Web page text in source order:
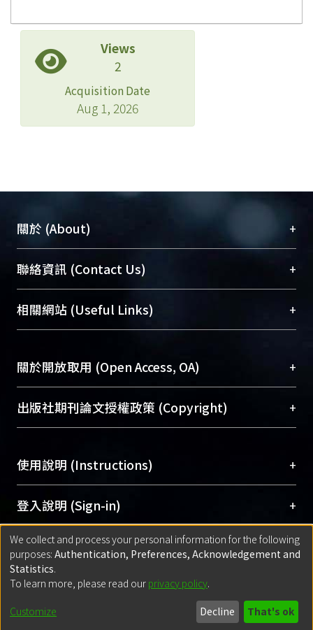
Views
2
Acquisition Date
Aug 1, 2026
關於 (About) +
臺大位居世界頂尖大學之列，為永久珍藏及向國際
展現本校豐碩的研究成果及學術能量，圖書館整合
機構典藏（NTUR）與學術庫（AH）不同功能平
台，成為臺大學術典藏NTU scholars。期能整合研
成果。
To permanently archive and promote researcher
profiles and scholarly works, Library integrates the
services of “NTU Repository” with “Academic
聯絡資訊 (Contact Us) +
總館學科館員(Main Library)
醫學圖書館學科館員(Medical Library)
Sciences Library)
相關網站 (Useful Links) +
關於開放取用 (Open Access, OA) +
開放取用是從使用者角度提升資訊取用性的社會運
動，應用在學術研究上是透過將研究著作公開供使
用逐年攀升。同時可加速研究發展、提升研究影響
Archive）平台。 （點選深入了解OA）
出版社期刊論文授權政策 (Copyright) +
含部分內容的版權非匯入者所有，或由第三方贊
助與合作完成，請確認該版權所有者及第三方同
意提供此授權。
Please represent that the submission is your
original work, and that you have the right to
grant the rights to upload.
若欲上傳已出版的全文電子檔，可使用
policy finder
網站查詢，以確認出版單位之版權
政策。
使用說明 (Instructions) +
網站簡介(Quickstart Guide)
使用手冊(Instruction Manual)
線上預約服務(Booking Service)
登入說明 (Sign-in) +
方案一：臺灣大學計算機中心帳號登入
(With C&INC Email Account)
方案二：ORCID帳號登入(With ORCID)
匯入著作 (Submission) +
方案一：定期更新ORCID者，以ID匯入
for identifier (ORCID))
方案二：
(Default mode Submission)
Built withDSpace-CRIS software
- Extension maintained and optimized
We collect and process your personal information for the following
purposes: Authentication, Preferences, Acknowledgement and
Statistics.
To learn more, please read our privacy policy.
Customize Decline That's ok